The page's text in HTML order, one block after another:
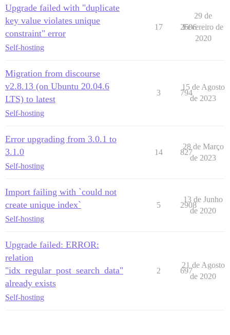
Upgrade failed with "duplicate
key value violates unique
constraint" error
Self-hosting
17 2606
29 de
Fevereiro de
2020
Migration from discourse
v2.8.13 (on Ubuntu 20.04.6
LTS) to latest
Self-hosting
3 794
15 de Agosto
de 2023
Error upgrading from 3.0.1 to
3.1.0
Self-hosting
14 827
28 de Março
de 2023
Import failing with `could not
create unique index`
Self-hosting
5 2908
13 de Junho
de 2020
Upgrade failed: ERROR:
relation
"idx_regular_post_search_data"
already exists
Self-hosting
2 697
21 de Agosto
de 2020